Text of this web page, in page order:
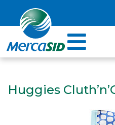
Huggies